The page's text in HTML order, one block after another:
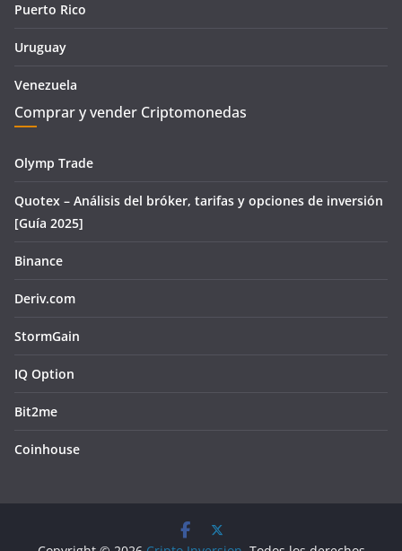
Puerto Rico
Uruguay
Venezuela
Comprar y vender Criptomonedas
Olymp Trade
Quotex – Análisis del bróker, tarifas y opciones de inversión
[Guía 2025]
Binance
Deriv.com
StormGain
IQ Option
Bit2me
Coinhouse